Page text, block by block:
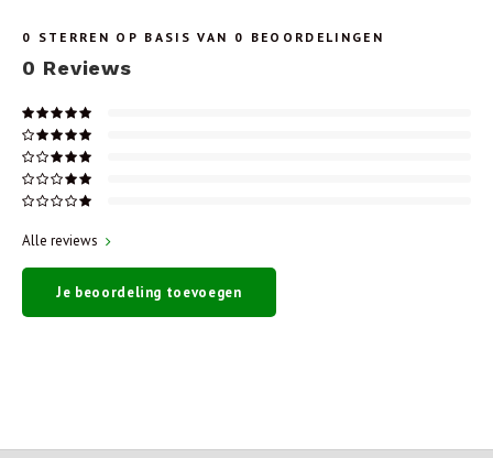
0 STERREN OP BASIS VAN 0 BEOORDELINGEN
0 Reviews
Alle reviews
Je beoordeling toevoegen